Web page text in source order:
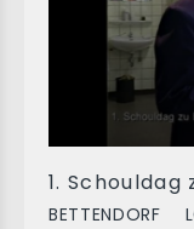
1. Schouldag
BETTENDORF